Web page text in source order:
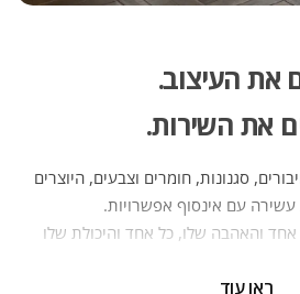
את העיצוב.
את השירות.
סגנונות, חומרים וצבעים, היוצרים
עשירה עם אינסוף אפשרויות.
והאהבה שלו, כל אחד והיכולת שלו
מדי יום בפני אתגר חדש — לחבר בין
ראו עוד